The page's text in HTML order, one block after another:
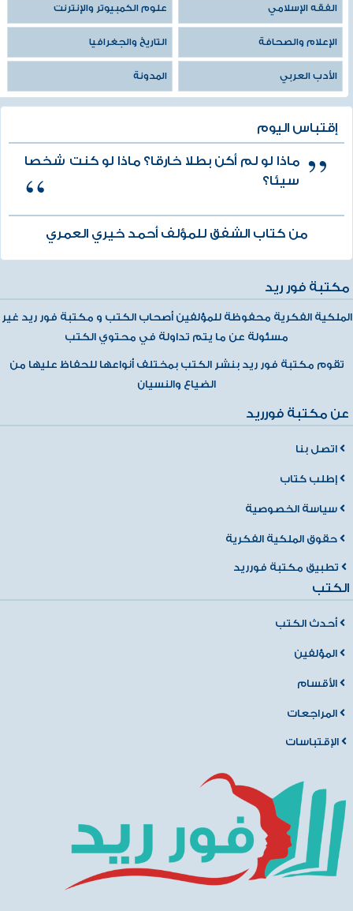
الفقه الإسلامي علوم الكمبيوتر والإنترنت
الإعلام والصحافة التاريخ والجغرافيا
الأدب العربي المدونة
إقتباس اليوم
ماذا لو لم أكن بطلا خارقا؟ ماذا لو كنت شخصا
سيئا؟
من كتاب الشفق للمؤلف أحمد خيري العمري
مكتبة فور ريد
الملكية الفكرية محفوظة للمؤلفين أصحاب الكتب و مكتبة فور ريد غير
مسئولة عن ما يتم تداولة في محتوي الكتب
تقوم مكتبة فور ريد بنشر الكتب بمختلف أنواعها للحفاظ عليها من
الضياع والنسيان
عن مكتبة فورريد
اتصل بنا
إطلب كتاب
سياسة الخصوصية
حقوق الملكية الفكرية
تطبيق مكتبة فورريد
الكتب
أحدث الكتب
المؤلفين
الأقسام
المراجعات
الإقتباسات